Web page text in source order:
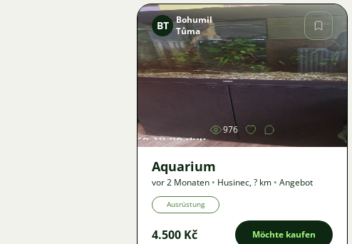
Bild
BT
Bohumil
Tůma
976
Aquarium
vor 2 Monaten • Husinec,? km • Angebot
Ausrüstung
4.500 Kč Möchte kaufen